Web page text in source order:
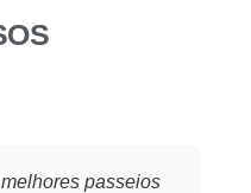
passeios